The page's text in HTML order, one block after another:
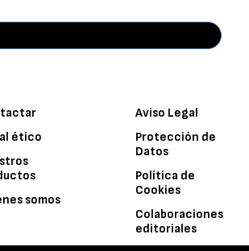
ético
somos
Aviso Legal
Protección de
Datos
Política de
Cookies
Colaboraciones
editoriales